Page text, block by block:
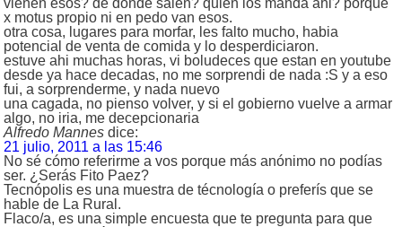
vienen esos? de donde salen? quien los manda ahi? porque
x motus propio ni en pedo van esos.
otra cosa, lugares para morfar, les falto mucho, habia
potencial de venta de comida y lo desperdiciaron.
estuve ahi muchas horas, vi boludeces que estan en youtube
desde ya hace decadas, no me sorprendi de nada :S y a eso
fui, a sorprenderme, y nada nuevo
una cagada, no pienso volver, y si el gobierno vuelve a armar
algo, no iria, me decepcionaria
Alfredo Mannes dice:
21 julio, 2011 a las 15:46
No sé cómo referirme a vos porque más anónimo no podías
ser. ¿Serás Fito Paez?
Tecnópolis es una muestra de técnología o preferís que se
hable de La Rural.
Flaco/a, es una simple encuesta que te pregunta para que